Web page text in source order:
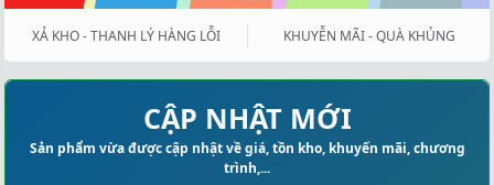
XẢ KHO - THANH LÝ HÀNG LỖI KHUYỄN MÃI - QUÀ KHỦNG
CẬP NHẬT MỚI
Sản phẩm vừa được cập nhật về giá, tồn kho, khuyến mãi, chương
trình,...